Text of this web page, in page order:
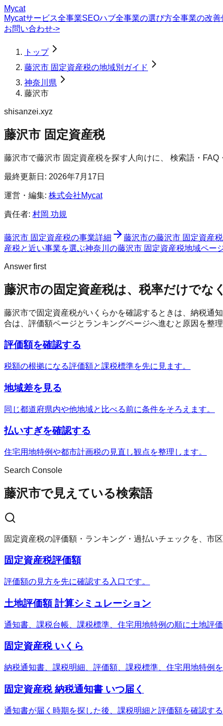
Mycat
Mycatサービス全事業SEOハブ全事業の選び方全事業の改善
お問い合わせ->
トップ
藤沢市 固定資産税の地域別ガイド
神奈川県
藤沢市
shisanzei.xyz
藤沢市 固定資産税
藤沢市で藤沢市 固定資産税を探す人向けに、 検索語・FAQ
最終更新日: 2026年7月17日
運営・編集: 株式会社Mycat
責任者: 村岡 功規
藤沢市 固定資産税の事業詳細 藤沢市の藤沢市 固定資産税
産税と近い事業を選ぶ神奈川 の藤沢市 固定資産税地域ペー
Answer first
藤沢市の固定資産税は、税率だけでな
藤沢市で固定資産税がいくらかを確認するときは、納税通
合は、評価額ページとランキングページへ進むと原因を整理
評価額を確認する
税額の根拠になる評価額と課税標準を先に見ます。
地域差を見る
同じ都道府県内や他地域と比べる前に条件をそろえます。
払いすぎを確認する
住宅用地特例や都市計画税の見直し観点を整理します。
Search Console
藤沢市で見えている検索語
固定資産税の評価額・ランキング・過払いチェックを、市
固定資産税評価額
評価額の見方を先に確認する入口です。
土地評価額 計算シミュレーション
通知書、課税台帳、課税標準、住宅用地特例の順に土地評
固定資産税 いくら
納税通知書、課税明細、評価額、課税標準、住宅用地特例を
固定資産税 納税通知書 いつ届く
通知書が届く時期を探した後、課税明細と評価額を確認する